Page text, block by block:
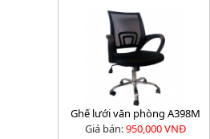
Ghế lưới văn phòng A398M
Giá bán:950,000 VNĐ